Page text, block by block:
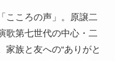
こころの声」。原譲二
歌第七世代の中心・二
家族と友への“ありがと